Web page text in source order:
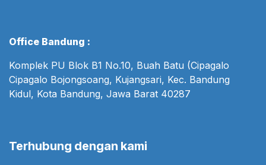
Office Bandung :
Komplek PU Blok B1 No.10, Buah Batu (Cipagalo
Cipagalo Bojongsoang, Kujangsari, Kec. Bandung
Kidul, Kota Bandung, Jawa Barat 40287
Terhubung dengan kami